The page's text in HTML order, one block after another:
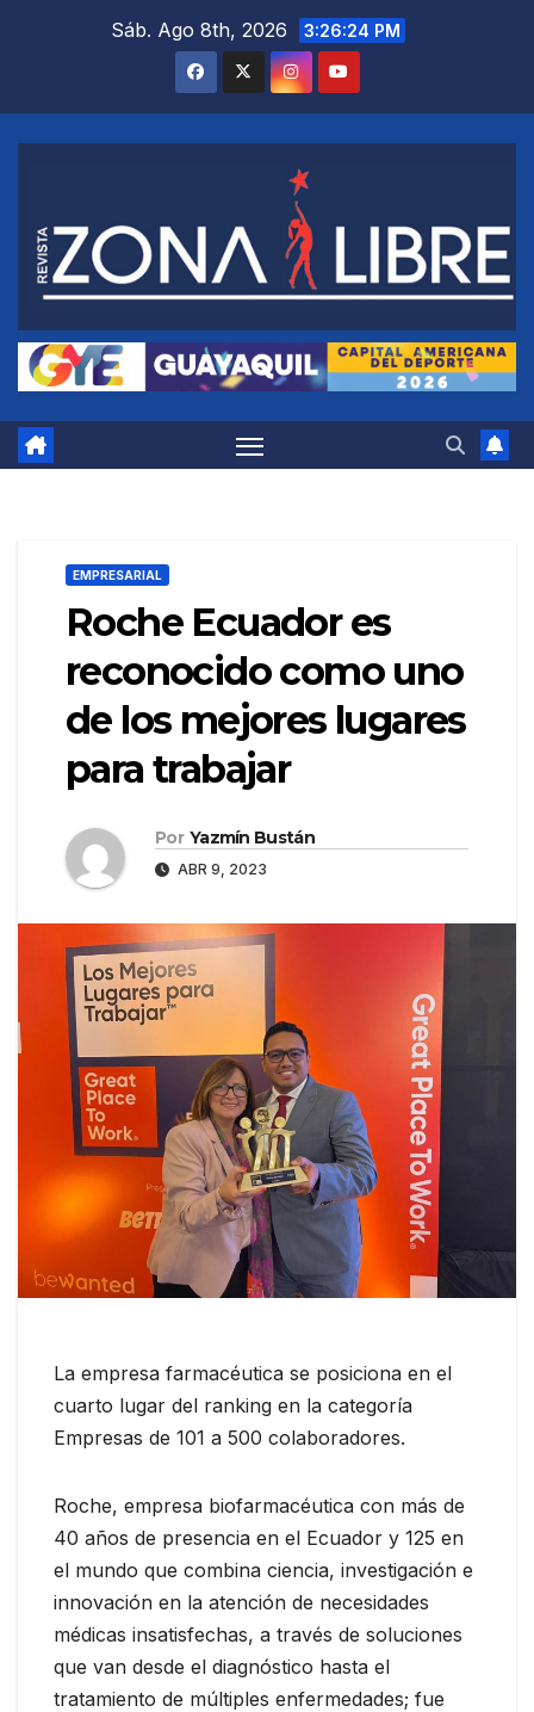
Sáb. Ago 8th, 2026 3:26:25 PM
EMPRESARIAL
Roche Ecuador es
reconocido como uno
de los mejores lugares
para trabajar
Por Yazmín Bustán
ABR 9, 2023
La empresa farmacéutica se posiciona en el
cuarto lugar del ranking en la categoría
Empresas de 101 a 500 colaboradores.
Roche, empresa biofarmacéutica con más de
40 años de presencia en el Ecuador y 125 en
el mundo que combina ciencia, investigación e
innovación en la atención de necesidades
médicas insatisfechas, a través de soluciones
que van desde el diagnóstico hasta el
tratamiento de múltiples enfermedades; fue